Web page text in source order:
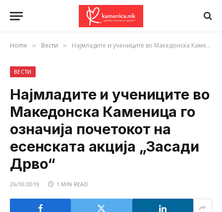
Home » Вести » Најмладите и учениците во Македонска Каменица го означија почетокот на есенската акција „Засади Дрво“
ВЕСТИ
Најмладите и учениците во
Македонска Каменица го
означија почетокот на
есенската акција „Засади
Дрво“
26/10/2019 1 MIN READ